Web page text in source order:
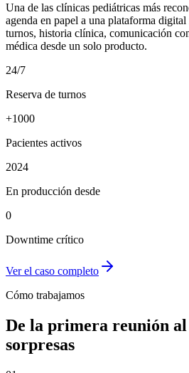
Una de las clínicas pediátricas más
agenda en papel a una plataforma
turnos, historia clínica, comunicación
médica desde un solo producto.
24/7
Reserva de turnos
+1000
Pacientes activos
2024
En producción desde
0
Downtime crítico
Ver el caso completo
Cómo trabajamos
De la primera reunión
sorpresas